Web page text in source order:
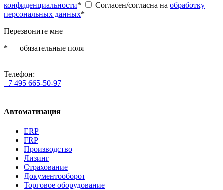
конфиденциальности* Согласен/согласна на обработку
персональных данных*
Перезвоните мне
* — обязательные поля
Телефон:
+7 495 665-50-97
Автоматизация
ERP
FRP
Производство
Лизинг
Страхование
Документооборот
Торговое оборудование